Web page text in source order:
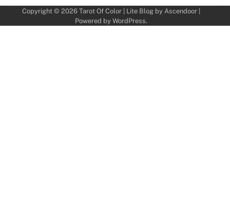
Copyright © 2026 Tarot Of Color| Lite Blog by Ascendoor|
Powered by WordPress.